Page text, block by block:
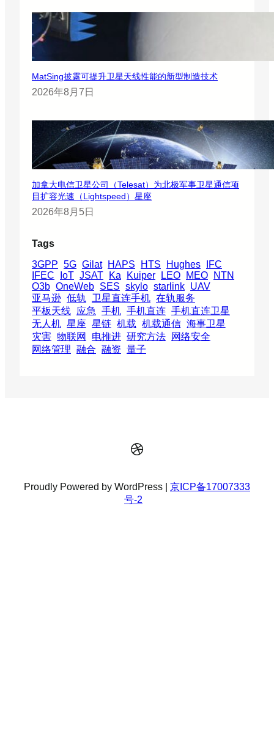
MatSing披露可提升卫星天线性能的新型制造技术
2026年8月7日
加拿大电信卫星公司（Telesat）为北极军事卫星通信项
目扩容光速（Lightspeed）星座
2026年8月5日
Tags
3GPP 5G Gilat HAPS HTS Hughes
IFC
IFEC
IoT JSAT Ka Kuiper LEO MEO
NTN
O3b OneWeb SES skylo starlink UAV
亚马逊 低轨 卫星直连手机 在轨服务
平板天线 应急 手机 手机直连 手机直连卫星
无人机 星座 星链 机载 机载通信 海事卫星
灾害 物联网 电推进 研究方法
网络安全
网络管理 融合 融资 量子
Dribbble
Proudly Powered by WordPress | 京ICP备17007333
号-2